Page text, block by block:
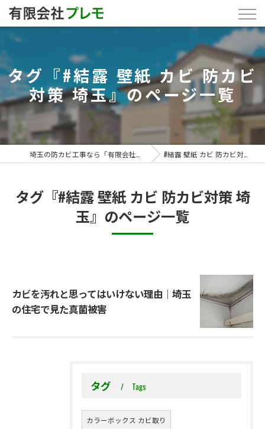
タグ『#結露 壁紙 カビ 防カビ
対策 埼玉』のページ一覧
#結露 壁紙 カビ 防カビ対策 埼玉
タグ『#結露 壁紙 カビ 防カビ対策 埼
玉』のページ一覧
カビを汚れと思ってはいけない理由｜埼玉
の住宅で見た真菌被害
タグ Tags
カラーボックス カビ取り